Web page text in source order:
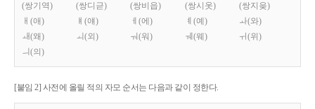
(쌍기역)
(쌍디귿)
(쌍비읍)
(쌍시옷)
(쌍지읒)
ㅐ(애)
ㅒ(얘) ㅔ(에) ㅖ(예)
ㅘ(와)
ㅙ(왜)
ㅚ(외) ㅝ(워) ㅞ(웨)
ㅟ(위)
ㅢ(의)
[붙임 2] 사전에 올릴 적의 자모 순서는 다음과 같이 정한다.